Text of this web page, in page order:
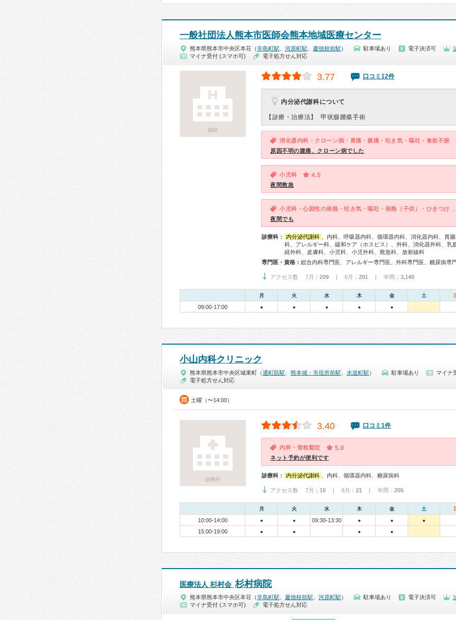
一般社団法人熊本市医師会熊本地域医療センター
熊本県熊本市中央区本荘（辛島町駅 河原町駅 慶徳校前駅 ） 駐車場あり 電子決済可
マイナ受付 (スマホ可)
電子処方せん対応
病院
3.77 口コミ12件
内分泌代謝科について
【診療・治療法】 甲状腺腫瘍手術
消化器内科・クローン病・胃痛・腹痛・吐き気・嘔吐・食欲不振
原因不明の腹痛、クローン病でした
小児科 4.5
夜間救急
夜間でも
診療科： 内分泌代謝科
、内科、呼吸器内科、循環器内科、消化器内科、胃
科、アレルギー科、緩和ケア（ホスピス）、外科、消化器外科、乳
経外科、皮膚科、小児科、小児外科、救急科、放射線科
専門医・資格：
アクセス数 7月： 209 | 6月： 291 | 年間： 3,140
月 火 水 木 金 土
09:00-17:00 ● ● ● ● ●
小山内科クリニック
熊本県熊本市中央区城東町（通町筋駅 熊本城・市役所前駅 水道町駅 ） 駐車場あり
マイナ
電子処方せん対応
土曜（〜14:00）
診療所
3.40 口コミ1件
内科・骨粗鬆症 5.0
ネット予約が便利です
診療科： 内分泌代謝科 、内科、循環器内科、糖尿病科
アクセス数 7月： 10 | 6月： 21 | 年間： 205
月 火 水 木 金 土
10:00-14:00 ● ● 09:30-13:30 ● ● ●
15:00-19:00 ● ● ● ●
医療法人 杉村会 杉村病院
熊本県熊本市中央区本荘（辛島町駅 慶徳校前駅 河原町駅 ） 駐車場あり 電子決済可
マイナ受付 (スマホ可)
電子処方せん対応